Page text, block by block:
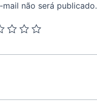
não será publicado.